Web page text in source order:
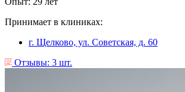
Принимает в клиниках:
г. Щелково, ул. Советская, д. 60
Отзывы: 3 шт.